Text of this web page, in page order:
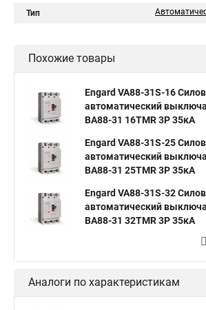
Тип
Похожие товары
Engard VA88-31S-16
автоматический
ВА88-31 16TMR 3P 35кА
Engard VA88-31S-25
автоматический
ВА88-31 25TMR 3P 35кА
Engard VA88-31S-32
автоматический
ВА88-31 32TMR 3P 35кА
Аналоги по характеристикам